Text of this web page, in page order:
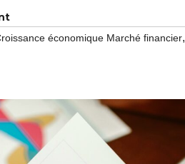
économique Marché financier,